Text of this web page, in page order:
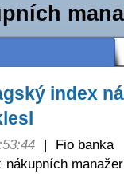
index
|
Fio banka
nákupních